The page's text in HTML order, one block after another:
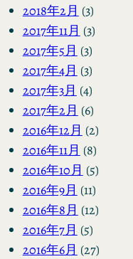
2018年2月 (3)
2017年11月 (3)
2017年5月 (3)
2017年4月 (3)
2017年3月 (4)
2017年2月 (6)
2016年12月 (2)
2016年11月 (8)
2016年10月 (5)
2016年9月 (11)
2016年8月 (12)
2016年7月 (5)
2016年6月 (27)